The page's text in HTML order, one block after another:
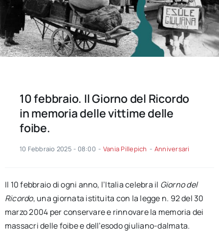
10 febbraio. Il Giorno del Ricordo
in memoria delle vittime delle
foibe.
10 Febbraio 2025 - 08:00 - Vania Pillepich - Anniversari
Il 10 febbraio di ogni anno, l’Italia celebra il Giorno del
Ricordo, una giornata istituita con la legge n. 92 del 30
marzo 2004 per conservare e rinnovare la memoria dei
massacri delle foibe e dell’esodo giuliano-dalmata.